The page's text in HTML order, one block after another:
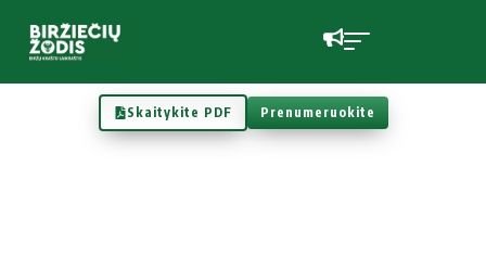
Skaitykite PDF Prenumeruokite